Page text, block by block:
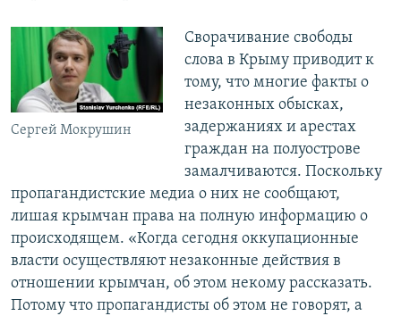
Сергей Мокрушин
Сворачивание свободы
слова в Крыму приводит к
тому, что многие факты о
незаконных обысках,
задержаниях и арестах
граждан на полуострове
замалчиваются. Поскольку
пропагандистские медиа о них не сообщают,
лишая крымчан права на полную информацию о
происходящем. «Когда сегодня оккупационные
власти осуществляют незаконные действия в
отношении крымчан, об этом некому рассказать.
Потому что пропагандисты об этом не говорят, а